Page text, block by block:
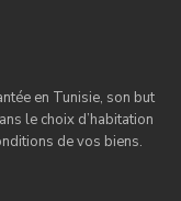
en Tunisie, son but
le choix d’habitation
de vos biens.